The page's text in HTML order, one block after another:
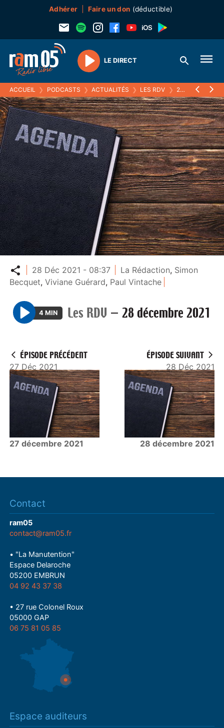
Adhérer Faire un don (déductible)
Play
LE DIRECT
ACCUEIL ❯ PODCASTS ❯ ACTUALITÉS ❯ LES RDV ❯ 28 DÉCEMBRE 2021
Partager
28 Déc 2021 - 08:37 La Rédaction, Simon
Becquet,Viviane Guérard, Paul Vintache
P
y
4 MIN Les RDV — 28 décembre 2021
ÉPISODE PRÉCÉDENT
27 Déc 2021
27 décembre 2021
ÉPISODE SUIVANT
28 Déc 2021
28 décembre 2021
Contact
ram05
contact@ram05.fr
• "La Manutention"
Espace Delaroche
05200 EMBRUN
04 92 43 37 38
• 27 rue Colonel Roux
05000 GAP
06 75 81 05 85
Espace auditeurs